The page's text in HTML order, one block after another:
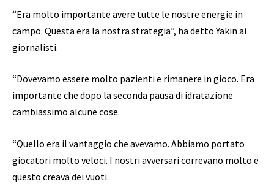
“Era molto importante avere tutte le nostre energie in
campo. Questa era la nostra strategia”, ha detto Yakin ai
giornalisti.
“Dovevamo essere molto pazienti e rimanere in gioco. Era
importante che dopo la seconda pausa di idratazione
cambiassimo alcune cose.
“Quello era il vantaggio che avevamo. Abbiamo portato
giocatori molto veloci. I nostri avversari correvano molto e
questo creava dei vuoti.